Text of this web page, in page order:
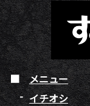
メニュー
イチオシ